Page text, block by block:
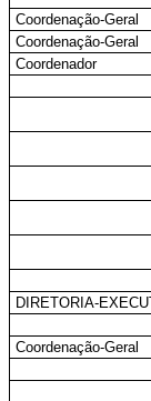
Coordenação-Geral
Coordenação-Geral
Coordenador
DIRETORIA-
Coordenação-Geral